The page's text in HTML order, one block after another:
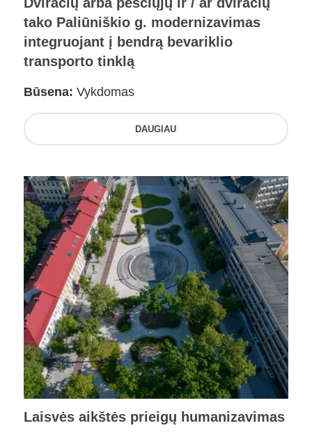
tako Paliūniškio g. modernizavimas
integruojant į bendrą bevariklio
transporto tinklą
Būsena: Vykdomas
DAUGIAU
Laisvės aikštės prieigų humanizavimas